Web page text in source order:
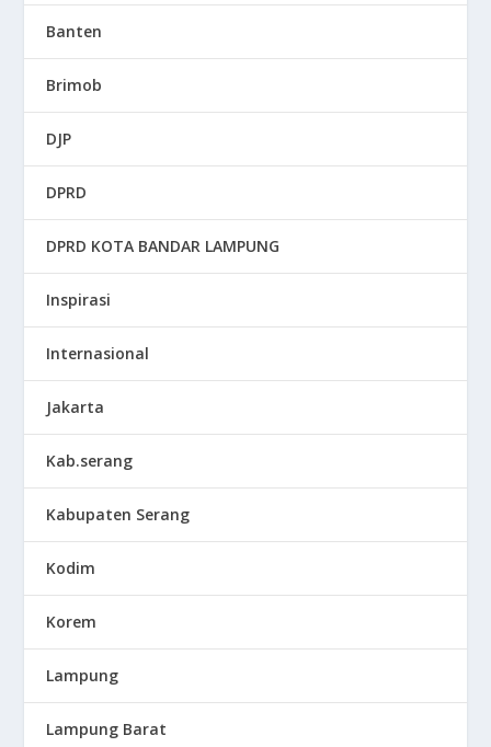
Banten
Brimob
DJP
DPRD
DPRD KOTA BANDAR LAMPUNG
Inspirasi
Internasional
Jakarta
Kab.serang
Kabupaten Serang
Kodim
Korem
Lampung
Lampung Barat